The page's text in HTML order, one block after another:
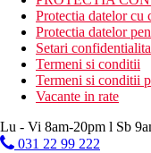
Protectia datelor cu
Protectia datelor
Setari
Termeni si conditii
Termeni si conditii
Vacante in rate
Lu - Vi 8am-20pm l Sb
031 22 99 222